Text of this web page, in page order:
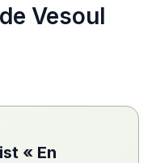
Vesoul
« En